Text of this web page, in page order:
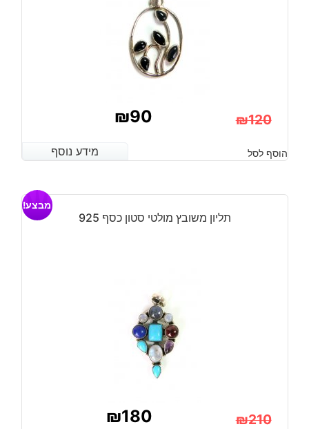
₪120
המקורי
היה:
₪90
הנוכחי
הוא:
מידע נוסף הוסף לסל מידע נוסף
תליון משובץ מולטי סטון כסף 925
מבצע!
₪210
₪180